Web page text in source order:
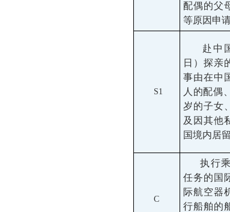
配偶的父
等原因申
S1
赴中
日）探亲
事由在中
人的配偶
岁的子女
及因其他
国境内居
C
执行
任务的国
际航空器
行船舶的